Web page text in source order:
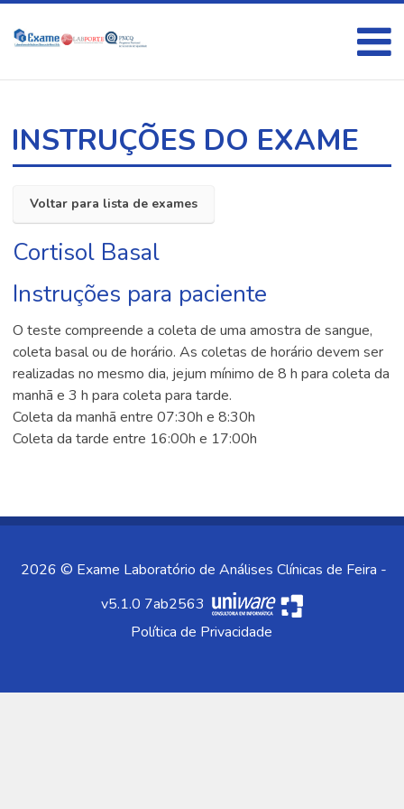
INSTRUÇÕES DO EXAME
Voltar para lista de exames
Cortisol Basal
Instruções para paciente
O teste compreende a coleta de uma amostra de sangue,
coleta basal ou de horário. As coletas de horário devem ser
realizadas no mesmo dia, jejum mínimo de 8 h para coleta da
manhã e 3 h para coleta para tarde.
Coleta da manhã entre 07:30h e 8:30h
Coleta da tarde entre 16:00h e 17:00h
2026 © Exame Laboratório de Análises Clínicas de Feira -
v5.1.0 7ab2563
Política de Privacidade